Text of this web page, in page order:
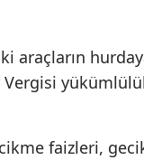
araçların
faizleri,